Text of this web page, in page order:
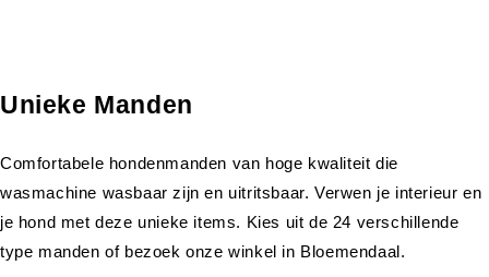
Unieke Manden
Comfortabele hondenmanden van hoge kwaliteit die
wasmachine wasbaar zijn en uitritsbaar. Verwen je interieur en
je hond met deze unieke items. Kies uit de 24 verschillende
type manden of bezoek onze winkel in Bloemendaal.